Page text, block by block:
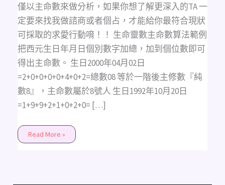
僅以主命數來做分析，如果你想了解更深入的TA 一
定要來找我做諮商或者個占，才能給你最符合現狀
可採取的求愛行動唷！！ 生命靈數主命數算法範例
把西元生日年月日個別數字加總，加到個位數即可
得出主命數。 生日2000年04月02日
=2+0+0+0+0+4+0+2=總數08 等於一階後主修數『純
數8』，主命數屬於8號人 生日1992年10月20日
=1+9+9+2+1+0+2+0= […]
Read More »